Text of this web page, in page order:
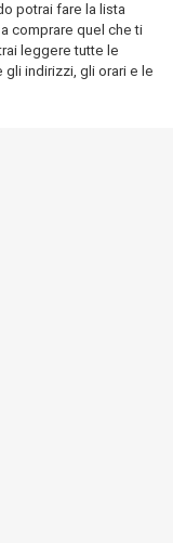
potrai fare la lista
comprare quel che ti
leggere tutte le
indirizzi, gli orari e le